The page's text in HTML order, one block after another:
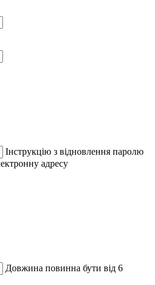
Інструкцію з відновлення паролю
адресу
Довжина повинна бути від 6